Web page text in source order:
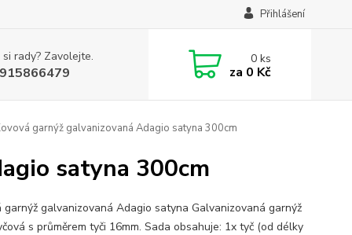
Přihlášení
rady? Zavolejte. 0ks
za 0 Kč
garnýž galvanizovaná Adagio satyna 300cm
satyna 300cm
garnýž galvanizovaná Adagio satyna Galvanizovaná garnýž
s průměrem tyči 16mm. Sada obsahuje: 1x tyč (od délky